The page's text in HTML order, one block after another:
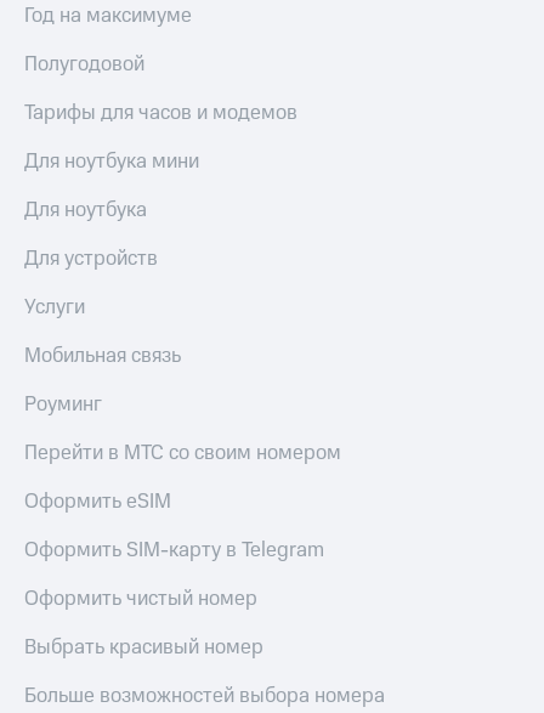
Год на максимуме
Полугодовой
Тарифы для часов и модемов
Для ноутбука мини
Для ноутбука
Для устройств
Услуги
Мобильная связь
Роуминг
Перейти в МТС со своим номером
Оформить eSIM
Оформить SIM-карту в Telegram
Оформить чистый номер
Выбрать красивый номер
Больше возможностей выбора номера